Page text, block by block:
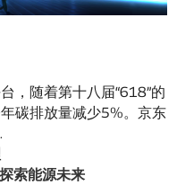
，随着第十八届“618”的
碳排放量减少5%。京东
索能源未来